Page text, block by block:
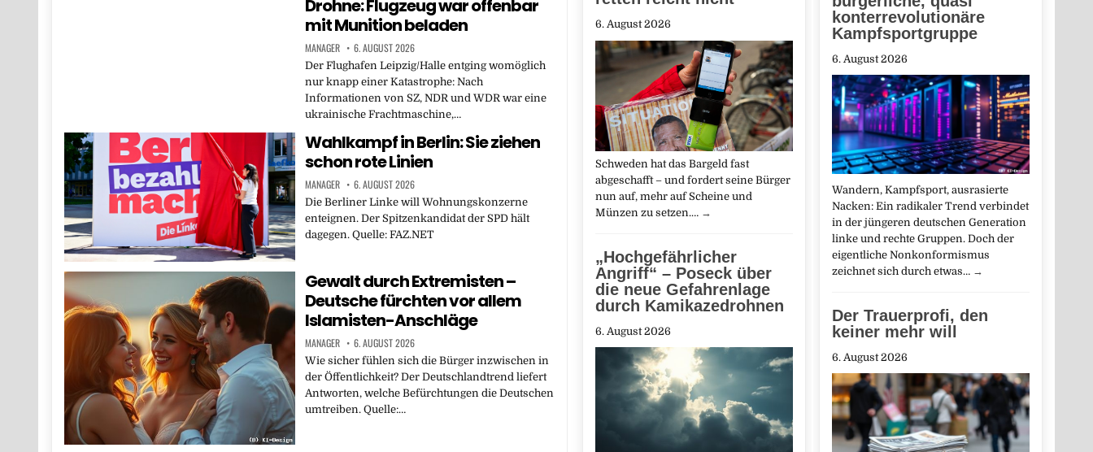
Drohne: Flugzeug war offenbar
mit Munition beladen
MANAGER 6. AUGUST 2026
Der Flughafen Leipzig/Halle entging womöglich
nur knapp einer Katastrophe: Nach
Informationen von SZ, NDR und WDR war eine
ukrainische Frachtmaschine,…
Wahlkampf in Berlin: Sie ziehen
schon rote Linien
MANAGER 6. AUGUST 2026
Die Berliner Linke will Wohnungskonzerne
enteignen. Der Spitzenkandidat der SPD hält
dagegen. Quelle: FAZ.NET
Gewalt durch Extremisten –
Deutsche fürchten vor allem
Islamisten-Anschläge
MANAGER 6. AUGUST 2026
Wie sicher fühlen sich die Bürger inzwischen in
der Öffentlichkeit? Der Deutschlandtrend liefert
Antworten, welche Befürchtungen die Deutschen
umtreiben. Quelle:…
konterrevolutionäre
Kampfsportgruppe
6. August 2026
Wandern, Kampfsport, ausrasierte
Nacken: Ein radikaler Trend verbindet
in der jüngeren deutschen Generation
linke und rechte Gruppen. Doch der
eigentliche Nonkonformismus
zeichnet sich durch etwas… →
Der Trauerprofi, den
keiner mehr will
6. August 2026
6. August 2026
Schweden hat das Bargeld fast
abgeschafft – und fordert seine Bürger
nun auf, mehr auf Scheine und
Münzen zu setzen.… →
„Hochgefährlicher
Angriff“ – Poseck über
die neue Gefahrenlage
durch Kamikazedrohnen
6. August 2026